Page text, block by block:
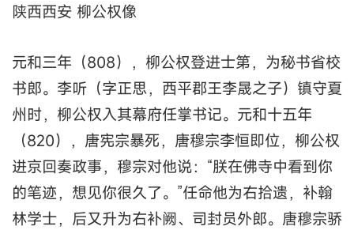
陕西西安 柳公权像
元和三年（808），柳公权登进士第，为秘书省校
书郎。李听（字正思，西平郡王李晟之子）镇守夏
州时，柳公权入其幕府任掌书记。元和十五年
（820），唐宪宗暴死，唐穆宗李恒即位，柳公权
进京回奏政事，穆宗对他说：“朕在佛寺中看到你
的笔迹，想见你很久了。”任命他为右拾遗，补翰
林学士，后又升为右补阙、司封员外郎。唐穆宗骄